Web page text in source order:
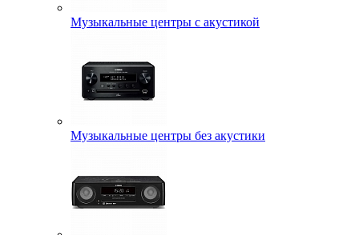
Музыкальные центры с акустикой
Музыкальные центры без акустики